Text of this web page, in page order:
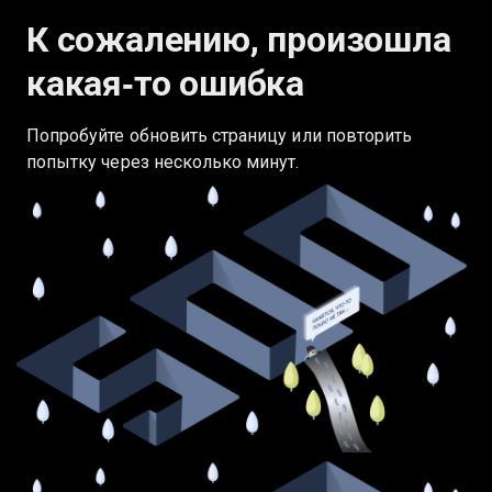
К сожалению, произошла
какая‑то ошибка
Попробуйте обновить страницу или повторить
попытку через несколько минут.